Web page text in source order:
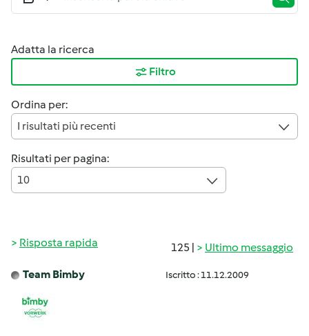
Adatta la ricerca
Filtro
Ordina per:
I risultati più recenti
Risultati per pagina:
10
125 | Ultimo messaggio
Risposta rapida
Team Bimby Iscritto : 11.12.2009